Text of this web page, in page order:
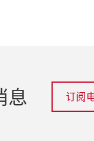
息 订阅